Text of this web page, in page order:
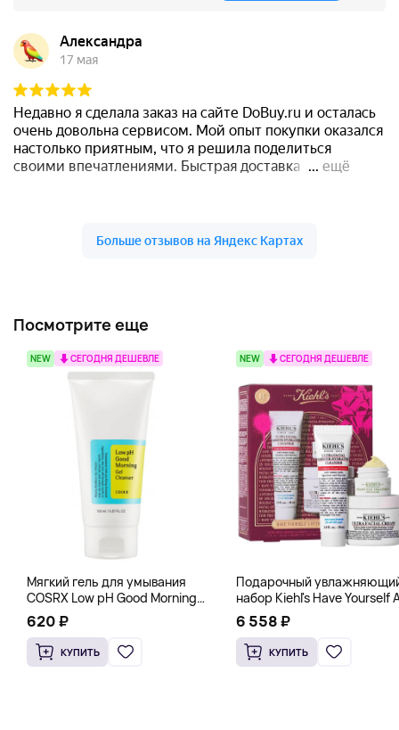
Посмотрите еще
NEW СЕГОДНЯ ДЕШЕВЛЕ
Мягкий гель для умывания
COSRX Low pH Good Morning
Gel Cleanser, 150 мл
620 ₽
КУПИТЬ
NEW СЕГОДНЯ ДЕШЕВЛЕ
Подарочный
набор Kiehl's Have Yourself
Hydrated Holiday Gift Set
6 558 ₽
КУПИТЬ